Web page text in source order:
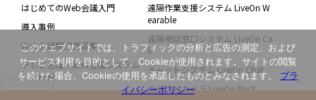
はじめてのWeb会議入門
導入事例
Web会議関連用語集
テレビ会議・無料会議システム
との比較
遠隔作業支援システム LiveOn W
earable
遠隔相談窓口システム LiveOn Ca
ll
チャットシステム LiveOn Chat
クラウドカメラ LiveOn RecX
このウェブサイトでは、トラフィックの分析と広告の測定、および
サービス利用を目的として、Cookieが使用されます。サイトの閲覧
を続けた場合、Cookieの使用を承諾したものとみなされます。 プラ
イバシーポリシー